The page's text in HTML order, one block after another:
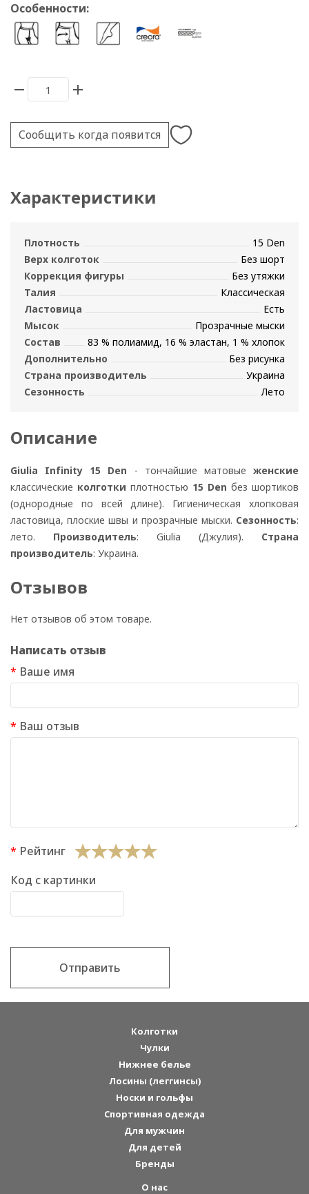
Особенности:
Сообщить когда появится
Характеристики
Плотность
15 Den
Верх колготок
Без шорт
Коррекция фигуры
Без утяжки
Талия
Классическая
Ластовица
Есть
Мысок
Прозрачные мыски
Состав
83 % полиамид, 16 % эластан, 1 % хлопок
Дополнительно
Без рисунка
Страна производитель
Украина
Сезонность
Лето
Описание
Giulia Infinity 15 Den - тончайшие матовыеженские
классические колготки плотностью 15 Den без шортиков
(однородные по всей длине). Гигиеническая хлопковая
ластовица, плоские швы и прозрачные мыски. Сезонность:
лето. Производитель: Giulia (Джулия). Страна
производитель: Украина.
Отзывов
Нет отзывов об этом товаре.
Написать отзыв
Ваше имя
Ваш отзыв
Рейтинг
Код с картинки
Отправить
Колготки
Чулки
Нижнее белье
Лосины (леггинсы)
Носки и гольфы
Спортивная одежда
Для мужчин
Для детей
Бренды
О нас